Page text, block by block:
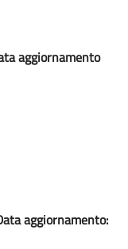
aggiornamento
aggiornamento: